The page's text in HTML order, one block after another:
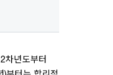
차년도부터